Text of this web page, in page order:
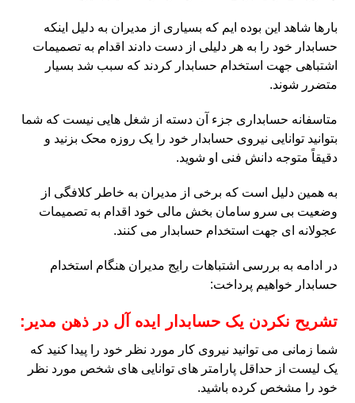
بارها شاهد این بوده ایم که بسیاری از مدیران به دلیل اینکه
حسابدار خود را به هر دلیلی از دست دادند اقدام به تصمیمات
اشتباهی جهت استخدام حسابدار کردند که سبب شد بسیار
متضرر شوند.
متاسفانه حسابداری جزء آن دسته از شغل هایی نیست که شما
بتوانید توانایی نیروی حسابدار خود را یک روزه محک بزنید و
دقیقاً متوجه دانش فنی او شوید.
به همین دلیل است که برخی از مدیران به خاطر کلافگی از
وضعیت بی سرو سامان بخش مالی خود اقدام به تصمیمات
عجولانه ای جهت استخدام حسابدار می کنند.
در ادامه به بررسی اشتباهات رایج مدیران هنگام استخدام
حسابدار خواهیم پرداخت:
تشریح نکردن یک حسابدار ایده آل در ذهن مدیر:
شما زمانی می توانید نیروی کار مورد نظر خود را پیدا کنید که
یک لیست از حداقل پارامتر های توانایی های شخص مورد نظر
خود را مشخص کرده باشید.